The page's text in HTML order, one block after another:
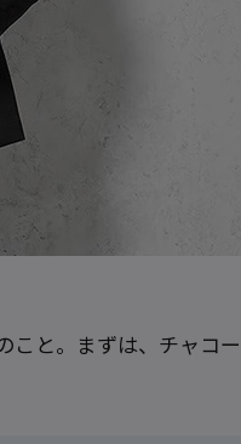
と。まずは、チャコ